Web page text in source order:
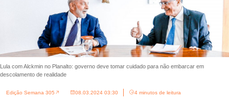
Lula com Alckmin no Planalto: governo deve tomar cuidado para não embarcar em
descolamento de realidade
Edição Semana 305 08.03.2024 03:30 4 minutos de leitura